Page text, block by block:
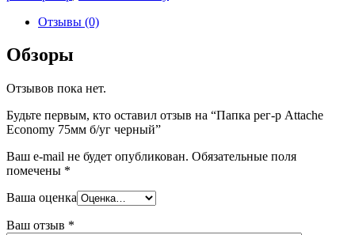
Отзывы (0)
Обзоры
Отзывов пока нет.
Будьте первым, кто оставил отзыв на “Папка рег-р Attache
Economy 75мм б/уг черный”
Ваш e-mail не будет опубликован. Обязательные поля
помечены *
Ваша оценка
Ваш отзыв *